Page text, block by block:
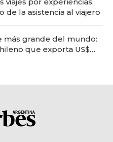
de la asistencia al viajero
más grande del mundo:
que exporta US$